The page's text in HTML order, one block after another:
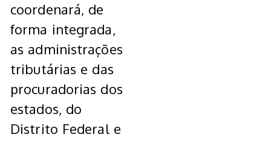
coordenará, de
forma integrada,
as administrações
tributárias e das
procuradorias dos
estados, do
Distrito Federal e